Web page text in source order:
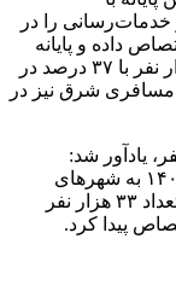
نفر، ۴۴ درصد آمار خدمات‌رسانی را در
داده و پایانه
مسافری غرب نیز با خدمات‌رسانی به ۲۹۴ هزار نفر با ۳۷ درصد در
مسافری شرق نیز در
یادآور شد:
به شهرهای
اصفهان با تعداد ۵۱ هزار نفر مسافر، مشهد با تعداد ۳۳ هزار نفر